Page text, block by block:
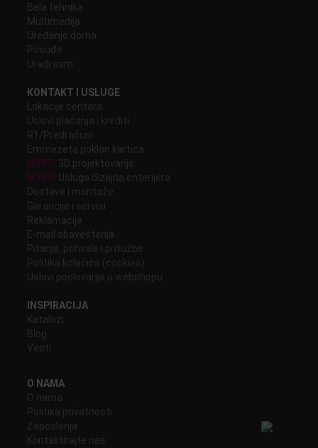
Bela tehnika
Multimedija
Uređenje doma
Posuđe
Uradi sam
KONTAKT I USLUGE
Lokacije centara
Uslovi plaćanja i krediti
R1/Predračuni
Emmezeta poklon kartica
NOVO! 3D projektovanje
NOVO!
Usluga dizajna enterijera
Dostave i montaže
Garancije i servisi
Reklamacije
E-mail obaveštenja
Pitanja, pohvale i pritužbe
Politika kolačića (cookies)
Uslovi poslovanja u webshopu
INSPIRACIJA
Katalozi
Blog
Vesti
O NAMA
O nama
Politika privatnosti
Zaposlenja
Kontaktirajte nas